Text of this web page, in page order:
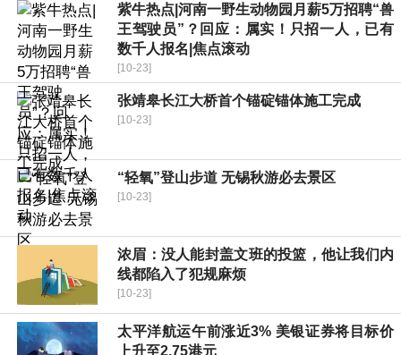
紫牛热点|河南一野生动物园月薪5万招聘“兽
王驾驶员”？回应：属实！只招一人，已有
数千人报名|焦点滚动
[10-23]
张靖皋长江大桥首个锚碇锚体施工完成
[10-23]
“轻氧”登山步道 无锡秋游必去景区
[10-23]
浓眉：没人能封盖文班的投篮，他让我们内
线都陷入了犯规麻烦
[10-23]
太平洋航运午前涨近3% 美银证券将目标价
上升至2.75港元